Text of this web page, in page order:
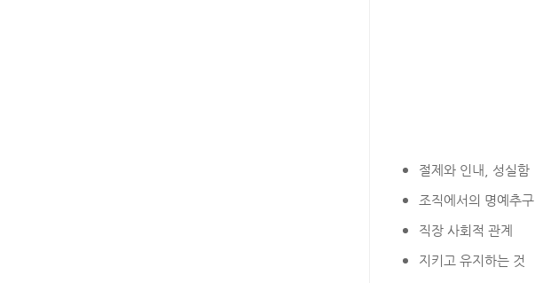
절제와 인내, 성실함
조직에서의 명예추구
직장 사회적 관계
지키고 유지하는 것